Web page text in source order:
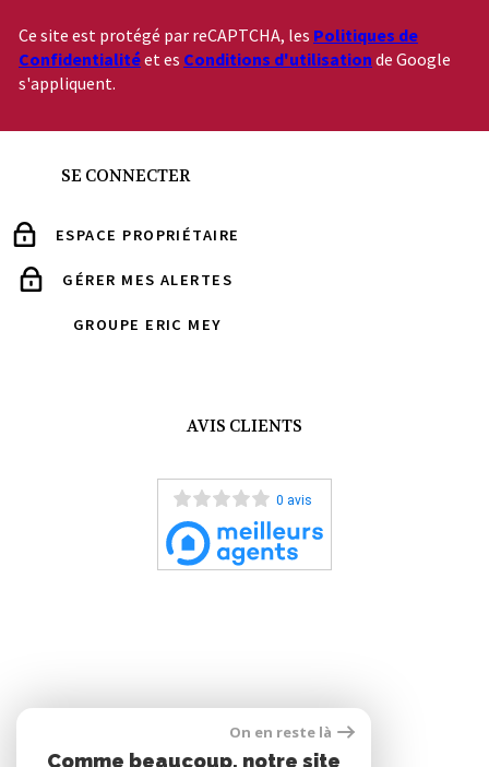
Ce site est protégé par reCAPTCHA, les Politiques de
Confidentialitéet es Conditions d'utilisation de Google
s'appliquent.
SE CONNECTER
ESPACE PROPRIÉTAIRE
GÉRER MES ALERTES
GROUPE ERIC MEY
AVIS CLIENTS
0 avis
ADHÉRENTS
On en reste là
Comme beaucoup, notre site